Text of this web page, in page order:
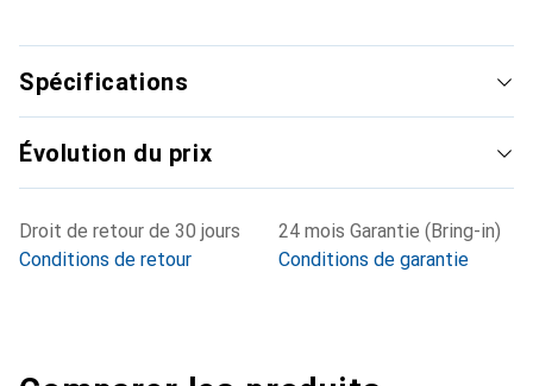
plus stable.
Spécifications
Évolution du prix
Droit de retour de 30 jours
Conditions de retour
24 mois Garantie (Bring-in)
Conditions de garantie